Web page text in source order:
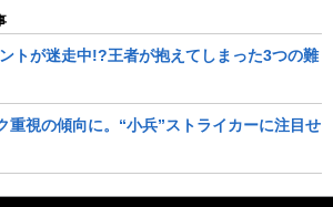
トが迷走中!?王者が抱えてしまった3つの難
重視の傾向に。“小兵”ストライカーに注目せ